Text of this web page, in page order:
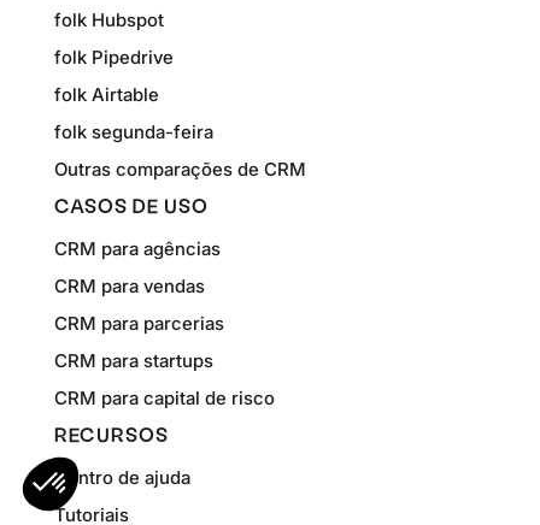
folk Hubspot
folk Pipedrive
folk Airtable
folk segunda-feira
Outras comparações de CRM
CASOS DE USO
CRM para agências
CRM para vendas
CRM para parcerias
CRM para startups
CRM para capital de risco
RECURSOS
Centro de ajuda
Tutoriais